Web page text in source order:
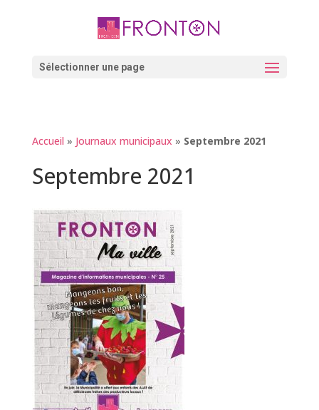
Sélectionner une page
Accueil » Journaux municipaux » Septembre 2021
Septembre 2021